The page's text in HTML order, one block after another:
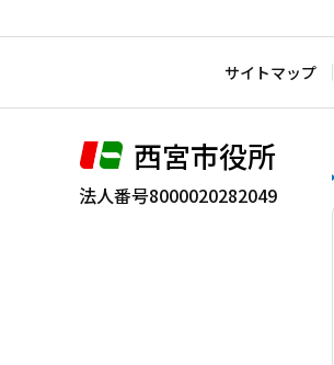
サイトマップ
西宮市役所
法人番号8000020282049